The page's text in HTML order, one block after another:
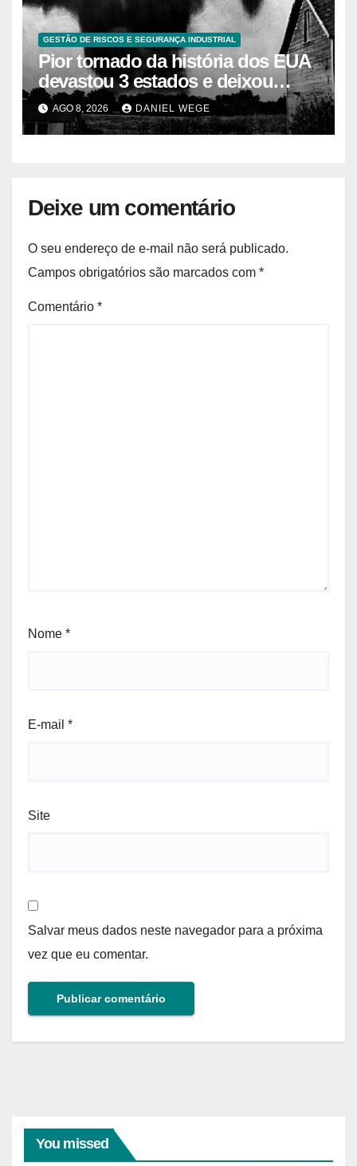
GESTÃO DE RISCOS E SEGURANÇA INDUSTRIAL
Pior tornado da história dos EUA
devastou 3 estados e deixou
centenas de mortos
AGO 8, 2026 DANIEL WEGE
Deixe um comentário
O seu endereço de e-mail não será publicado.
Campos obrigatórios são marcados com *
Comentário *
Nome *
E-mail *
Site
Salvar meus dados neste navegador para a próxima
vez que eu comentar.
You missed